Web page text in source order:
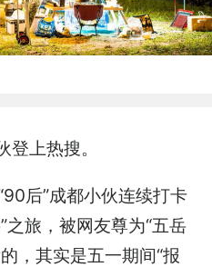
上热搜。
后”成都小伙连续打卡
之旅，被网友尊为“五岳
，其实是五一期间“报